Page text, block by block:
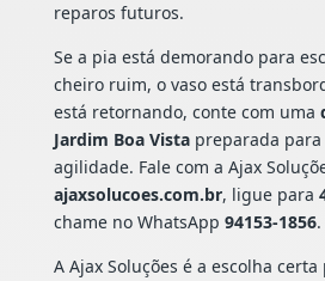
reparos futuros.
Se a pia está demorando para
cheiro ruim, o vaso está
está retornando, conte com uma
Jardim Boa Vistapreparada para
agilidade. Fale com a Ajax
ajaxsolucoes.com.br, ligue para
chame no WhatsApp 94153-1856.
A Ajax Soluções é a escolha